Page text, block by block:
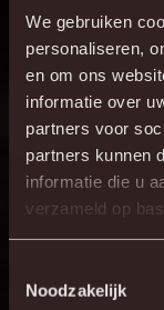
We gebruiken
personaliseren,
en om ons
informatie over
partners voor
partners kunnen
informatie die u
verzameld op
Noodzakelijk